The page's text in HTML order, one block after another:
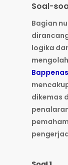
Soal-
Bagian
logika
Bappenas
dikemas